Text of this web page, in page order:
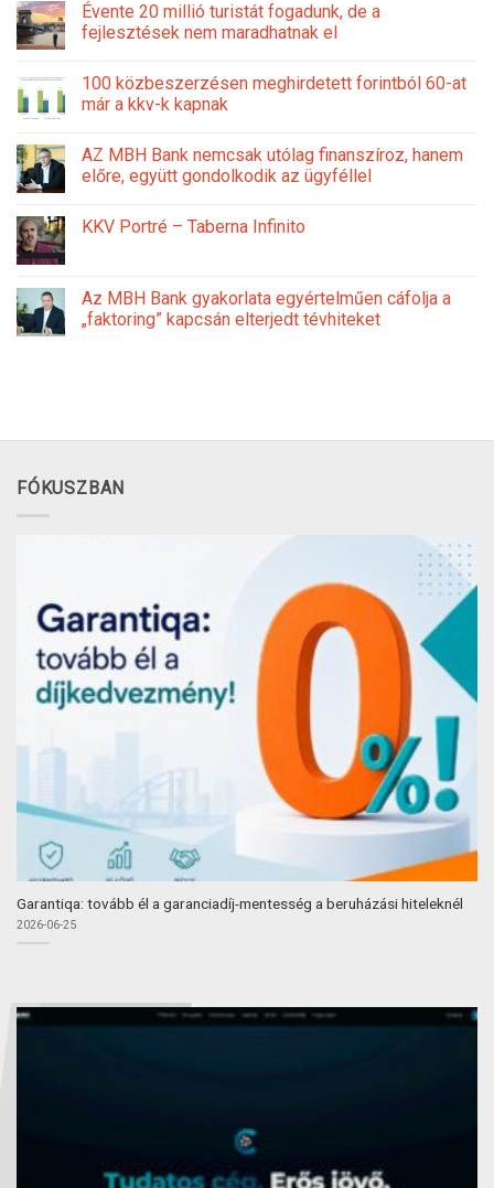
Évente 20 millió turistát fogadunk, de a
fejlesztések nem maradhatnak el
100 közbeszerzésen meghirdetett forintból 60-at
már a kkv-k kapnak
AZ MBH Bank nemcsak utólag finanszíroz, hanem
előre, együtt gondolkodik az ügyféllel
KKV Portré – Taberna Infinito
Az MBH Bank gyakorlata egyértelműen cáfolja a
„faktoring” kapcsán elterjedt tévhiteket
FÓKUSZBAN
Garantiqa: tovább él a garanciadíj-mentesség a beruházási hiteleknél
2026-06-25